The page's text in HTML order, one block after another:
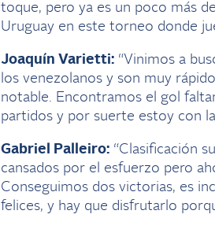
toque, pero ya es un poco más
Uruguay en este torneo donde
Joaquín Varietti:“Vinimos a
los venezolanos y son muy
notable. Encontramos el gol
partidos y por suerte estoy con
Gabriel Palleiro:“Clasificación
cansados por el esfuerzo pero
Conseguimos dos victorias, es
felices, y hay que disfrutarlo